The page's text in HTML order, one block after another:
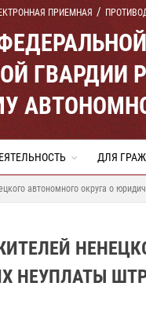
ПРИЕМНАЯ
ГВАРДИИ
ДЛЯ
автономного округа о
НЕУПЛАТЫ